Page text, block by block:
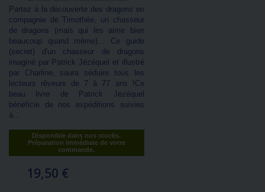
Partez à la découverte des dragons en
compagnie de Timothée, un chasseur
de dragons (mais qui les aime bien
beaucoup quand même)... Ce guide
(secret) d'un chasseur de dragons
imaginé par Patrick Jézéquel et illustré
par Charline, saura séduire tous les
lecteurs rêveurs de 7 à 77 ans !Ce
beau livre de Patrick Jézéquel
bénéficie de nos expéditions suivies
à...
Disponible dans nos stocks.
Préparation immédiate de votre
commande.
19,50 €